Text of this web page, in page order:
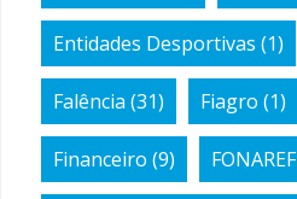
Entidades Desportivas (1)
Falência (31) Fiagro (1)
Financeiro (9) FONAREF